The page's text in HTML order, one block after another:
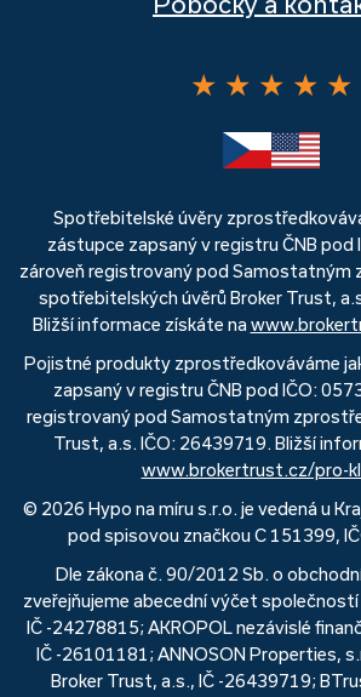
★ ★ ★ ★ ★
Spotřebitelské úvěry
zástupce zapsaný v registru ČNB pod
zároveň registrovaný pod Samostatným
spotřebitelských úvěrů Broker Trust,
Bližší informace získáte na
Pojistné produkty zprostředkováváme
zapsaný v registru ČNB pod IČO:
registrovaný pod Samostatným
Trust, a.s. IČO: 26439719. Bližší
www.brokertrust.cz/pro-
© 2026 Hypo na míru s.r.o. je vedená u
pod spisovou značkou C 151399,
Dle zákona č. 90/2012 Sb. o
zveřejňujeme abecední výčet společností
IČ -24278815; AKROPOL nezávislé
IČ -26101181; ANNOSON Properties,
Broker Trust, a.s., IČ -26439719;